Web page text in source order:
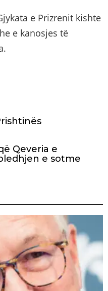
e Prizrenit kishte
e kanosjes të
Qeveria e
e sotme